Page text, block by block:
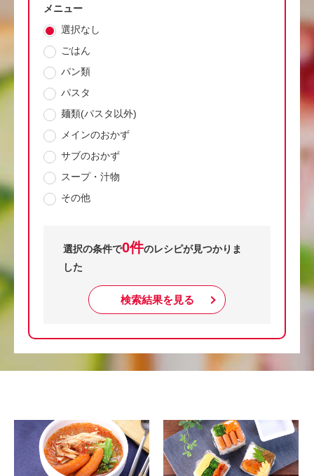
メニュー
選択なし
ごはん
パン類
パスタ
麺類(パスタ以外)
メインのおかず
サブのおかず
スープ・汁物
その他
選択の条件で0件のレシピが見つかりま
した
検索結果を見る